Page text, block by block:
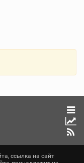
ссылка на сайт